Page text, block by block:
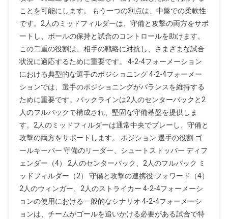
ことを可能にします。 もう一つの利点は、中盤での柔軟性
です。2人のミッドフィルダーは、守備と攻撃の両方をサポ
ートし、ボールの保持と試合のコントロールを助けます。
この二重の役割は、相手の戦略に対抗し、さまざまな試合
状況に適応するために重要です。 4-2-4フォーメーション
における典型的な選手のポジショニング 4-2-4フォーメー
ションでは、選手のポジショニングがバランスを維持する
ために重要です。バックラインは2人のセンターバックと2
人のフルバックで構成され、堅固な守備基盤を提供しま
す。2人のミッドフィルダーは通常中央でプレーし、守備と
攻撃の両方をサポートします。 ポジション 選手の役割 ゴ
ールキーパー 守備のリーダー、シュートストッパー ディフ
ェンダー（4） 2人のセンターバック、2人のフルバック ミ
ッドフィルダー（2） 守備と攻撃の連携役 フォワード（4）
2人のウィンガー、2人のストライカー 4-2-4フォーメーシ
ョンの使用における一般的なシナリオ 4-2-4フォーメーシ
ョンは、チームがゴールを追いかける必要がある試合で特